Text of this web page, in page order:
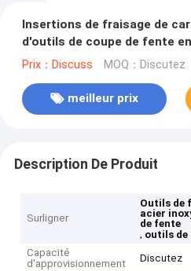
Insertions de fraisage de
d'outils de coupe de fente
inoxydable d'outil de fente
Prix：Discuss MOQ：Discutez
meilleur prix
Description De Produit
Surligner
Outils de
acier
de fente
, outils de
Capacité
d'approvisionnement
Discutez